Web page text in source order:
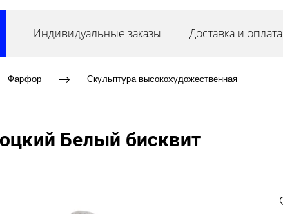
Индивидуальные заказы Доставка и оплата
Фарфор Скульптура высокохудожественная
Белый бисквит